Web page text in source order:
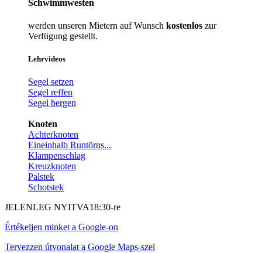
Schwimmwesten
werden unseren Mietern auf Wunsch kostenlos zur
Verfügung gestellt.
Lehrvideos
Segel setzen
Segel reffen
Segel bergen
Knoten
Achterknoten
Eineinhalb Runtörns...
Klampenschlag
Kreuzknoten
Palstek
Schotstek
JELENLEG NYITVA18:30-re
Értékeljen minket a Google-on
Tervezzen útvonalat a Google Maps-szel